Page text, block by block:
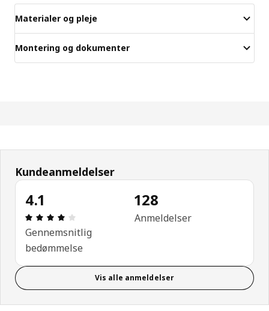
Materialer og pleje
Montering og dokumenter
Kundeanmeldelser
4.1
Anmeldelse: 4.1 Ud af 5 Stjerner. Anmeldelser i
Gennemsnitlig
bedømmelse
128
Anmeldelser
Vis alle anmeldelser